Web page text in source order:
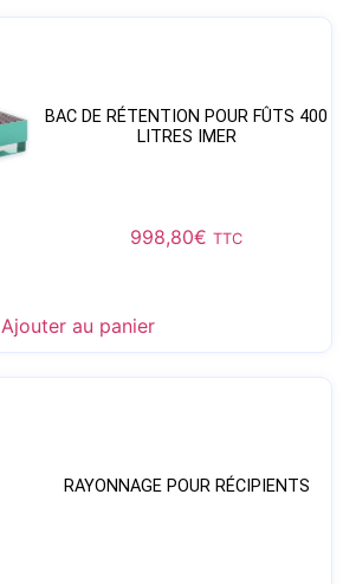
BAC DE RÉTENTION POUR FÛTS 400
LITRES IMER
998,80€ TTC
Ajouter au panier
RAYONNAGE POUR RÉCIPIENTS